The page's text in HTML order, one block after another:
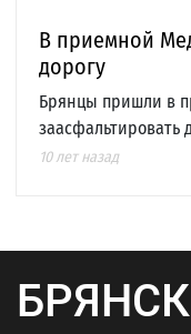
В приемной
дорогу
Брянцы пришли в
заасфальтировать
10 лет назад